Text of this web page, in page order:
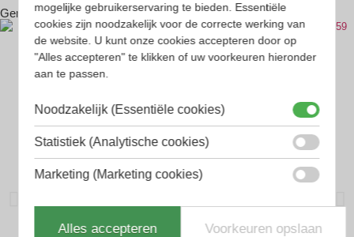
Gerelateerde producten
mogelijke gebruikerservaring te bieden. Essentiële
cookies zijn noodzakelijk voor de correcte werking van
de website. U kunt onze cookies accepteren door op
"Alles accepteren" te klikken of uw voorkeuren hieronder
aan te passen.
Noodzakelijk (Essentiële cookies)
Statistiek (Analytische cookies)
Marketing (Marketing cookies)
Alles accepteren Voorkeuren opslaan